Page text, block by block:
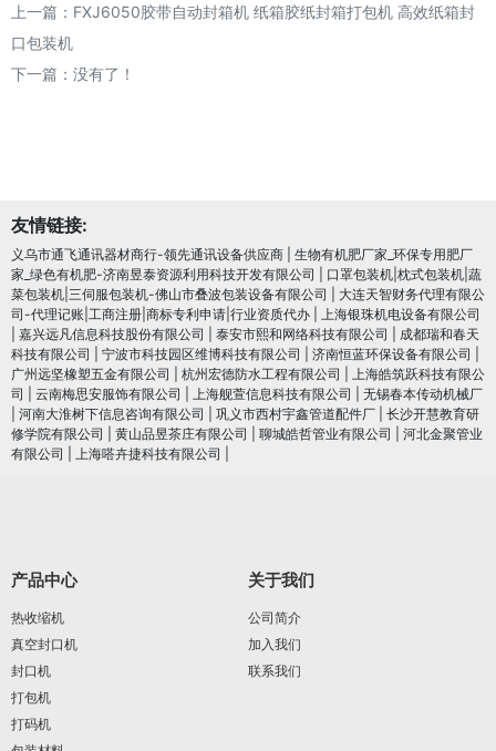
上一篇： FXJ6050胶带自动封箱机 纸箱胶纸封箱打包机 高效纸箱封
口包装机
下一篇：没有了！
友情链接:
义乌市通飞通讯器材商行-领先通讯设备供应商
生物有机肥厂家_环保专用肥厂
家_绿色有机肥-济南昱泰资源利用科技开发有限公司
口罩包装机|枕式包装机|蔬
菜包装机|三伺服包装机-佛山市叠波包装设备有限公司
大连天智财务代理有限公
司-代理记账|工商注册|商标专利申请|行业资质代办
上海银珠机电设备有限公司
嘉兴远凡信息科技股份有限公司 泰安市熙和网络科技有限公司
成都瑞和春天
科技有限公司
宁波市科技园区维博科技有限公司 济南恒蓝环保设备有限公司
广州远坚橡塑五金有限公司
杭州宏德防水工程有限公司
上海皓筑跃科技有限公
司
云南梅思安服饰有限公司 上海舰萱信息科技有限公司
无锡春本传动机械厂
河南大淮树下信息咨询有限公司 巩义市西村宇鑫管道配件厂
长沙开慧教育研
修学院有限公司
黄山品昱茶庄有限公司 聊城皓哲管业有限公司
河北金聚管业
有限公司
上海嗒卉捷科技有限公司
产品中心
热收缩机
真空封口机
封口机
打包机
打码机
关于我们
公司简介
加入我们
联系我们